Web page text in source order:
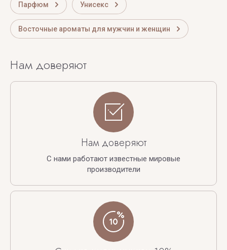
Парфюм Унисекс
Восточные ароматы для мужчин и женщин
Нам доверяют
Нам доверяют
С нами работают известные мировые
производители